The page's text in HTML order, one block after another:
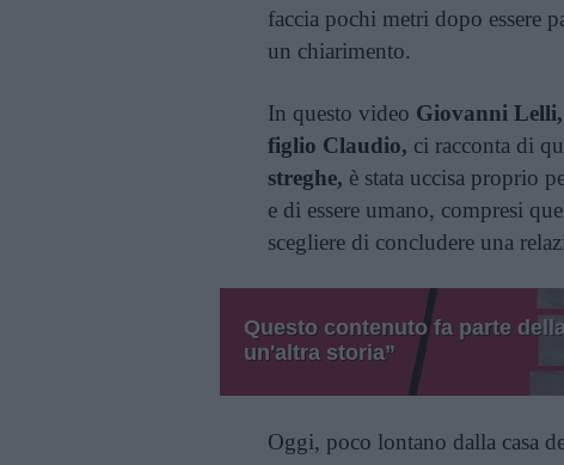
faccia pochi metri dopo essere
un chiarimento.
In questo video Giovanni
figlio Claudio, ci racconta di
streghe, è stata uccisa proprio
e di essere umano, compresi
scegliere di concludere una
Questo contenuto fa parte
un'altra storia”
Oggi, poco lontano dalla casa